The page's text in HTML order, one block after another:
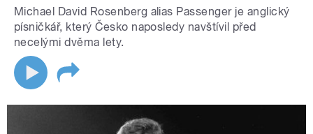
Michael David Rosenberg alias Passenger je anglický
písničkář, který Česko naposledy navštívil před
necelými dvěma lety.